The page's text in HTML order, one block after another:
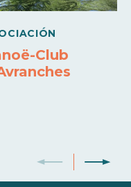
Club